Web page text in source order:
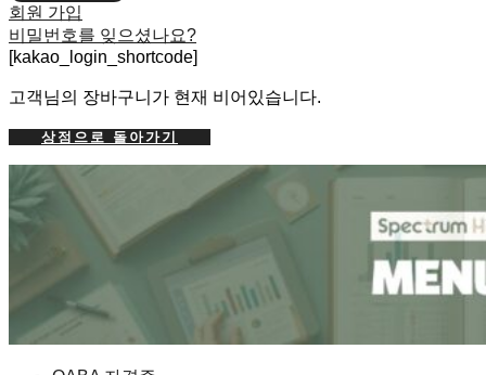
회원 가입
비밀번호를 잊으셨나요?
[kakao_login_shortcode]
고객님의 장바구니가 현재 비어있습니다.
상점으로 돌아가기